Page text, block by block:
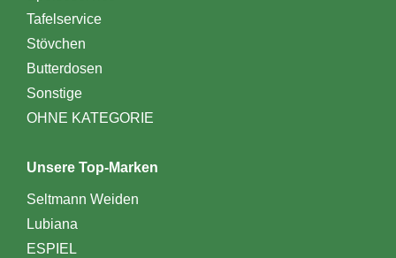
Tafelservice
Stövchen
Butterdosen
Sonstige
OHNE KATEGORIE
Unsere Top-Marken
Seltmann Weiden
Lubiana
ESPIEL